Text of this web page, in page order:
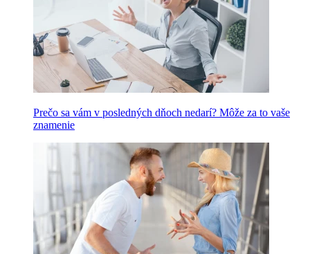
Prečo sa vám v posledných dňoch nedarí? Môže za to vaše
znamenie